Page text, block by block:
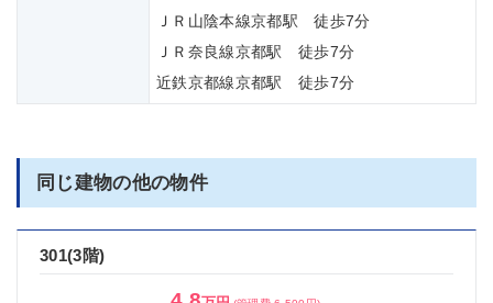
ＪＲ山陰本線京都駅 徒歩7分
ＪＲ奈良線京都駅 徒歩7分
近鉄京都線京都駅 徒歩7分
同じ建物の他の物件
301(3階)